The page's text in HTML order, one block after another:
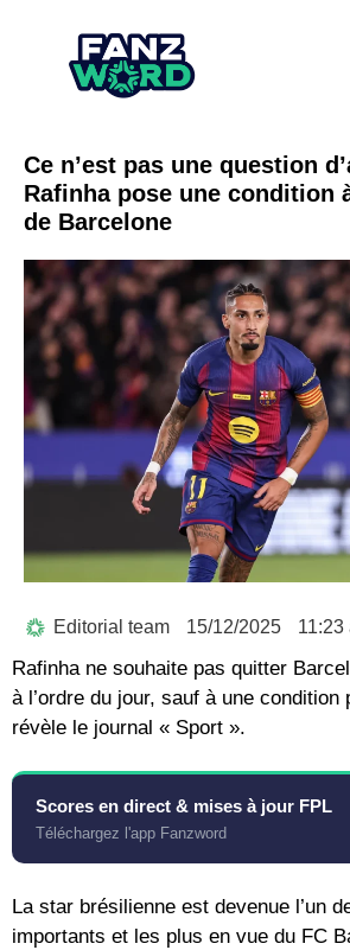
Ce n’est pas une question
Rafinha pose une condition
de Barcelone
Editorial team 15/12/2025 11:23
Rafinha ne souhaite pas quitter
à l’ordre du jour, sauf à une
révèle le journal « Sport ».
Scores en direct & mises à jour FPL
Téléchargez l'app Fanzword
La star brésilienne est devenue l’un
importants et les plus en vue du FC